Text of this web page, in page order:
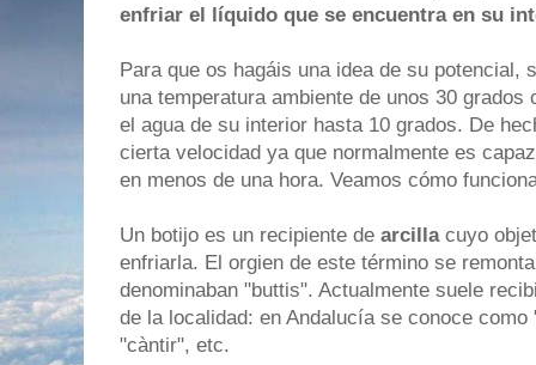
enfriar el líquido que se encuentra en su
Para que os hagáis una idea de su potencial,
una temperatura ambiente de unos 30
el agua de su interior hasta 10 grados. De
cierta velocidad ya que normalmente es
en menos de una hora. Veamos cómo
Un botijo es un recipiente de arcilla cuyo
enfriarla. El orgien de este término se
denominaban "buttis". Actualmente suele
de la localidad: en Andalucía se conoce
"càntir", etc.